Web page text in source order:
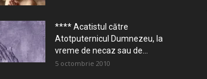
**** Acatistul către
Atotputernicul Dumnezeu, la
vreme de necaz sau de...
5 octombrie 2010